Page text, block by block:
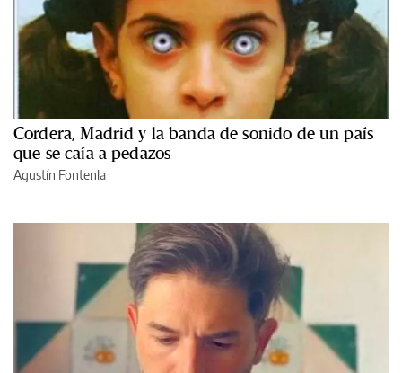
Cordera, Madrid y la banda de sonido de un país
que se caía a pedazos
Agustín Fontenla